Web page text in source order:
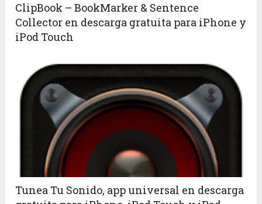
ClipBook – BookMarker & Sentence
Collector en descarga gratuita para iPhone y
iPod Touch
Tunea Tu Sonido, app universal en descarga